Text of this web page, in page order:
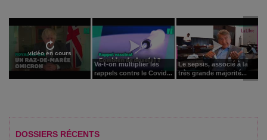
vidéo en cours
Va-t-on multiplier les
rappels contre le Covid...
Le sepsis, associé à la
très grande majorité...
DOSSIERS RÉCENTS